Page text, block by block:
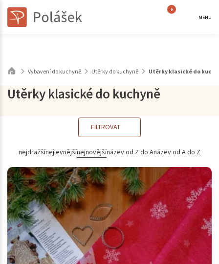
0
MENU
Vybavení do kuchyně Utěrky do kuchyně Utěrky klasické do
Utěrky klasické do kuchyně
FILTROVAT
nejdražšínejlevnějšínejnovějšínázev od Z do Anázev od A do Z